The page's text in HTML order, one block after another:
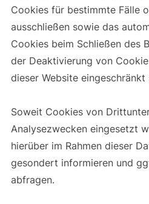
Cookies für bestimmte Fälle
ausschließen sowie das
Cookies beim Schließen des
der Deaktivierung von
dieser Website eingeschränkt
Soweit Cookies von
Analysezwecken eingesetzt
hierüber im Rahmen dieser
gesondert informieren und
abfragen.